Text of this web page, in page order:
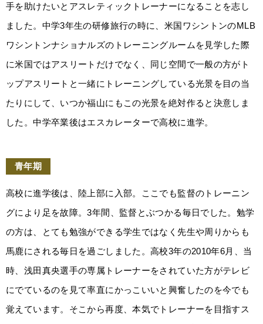
手を助けたいとアスレティックトレーナーになることを志し
ました。中学3年生の研修旅行の時に、米国ワシントンのMLB
ワシントンナショナルズのトレーニングルームを見学した際
に米国ではアスリートだけでなく、同じ空間で一般の方がト
ップアスリートと一緒にトレーニングしている光景を目の当
たりにして、いつか福山にもこの光景を絶対作ると決意しま
した。中学卒業後はエスカレーターで高校に進学。
青年期
高校に進学後は、陸上部に入部。ここでも監督のトレーニン
グにより足を故障。3年間、監督とぶつかる毎日でした。勉学
の方は、とても勉強ができる学生ではなく先生や周りからも
馬鹿にされる毎日を過ごしました。高校3年の2010年6月、当
時、浅田真央選手の専属トレーナーをされていた方がテレビ
にでているのを見て率直にかっこいいと興奮したのを今でも
覚えています。そこから再度、本気でトレーナーを目指すス